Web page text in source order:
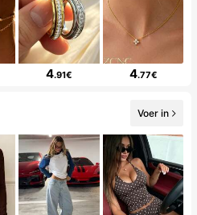
4.91€ 4.77€
Voer in